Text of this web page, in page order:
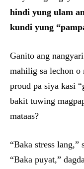
hindi yung ulam
kundi yung
Ganito ang
mahilig sa lechon o
proud pa siya kasi
bakit tuwing
mataas?
“Baka stress lang,”
“Baka puyat,”